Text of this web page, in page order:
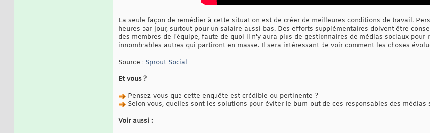
La seule façon de remédier à cette situation est de créer de meilleures conditions de travail.
heures par jour, surtout pour un salaire aussi bas. Des efforts supplémentaires doivent être
des membres de l'équipe, faute de quoi il n'y aura plus de gestionnaires de médias sociaux pour
innombrables autres qui partiront en masse. Il sera intéressant de voir comment les choses
Source : Sprout Social
Et vous ?
Pensez-vous que cette enquête est crédible ou pertinente ?
Selon vous, quelles sont les solutions pour éviter le burn-out de ces responsables des médias
Voir aussi :